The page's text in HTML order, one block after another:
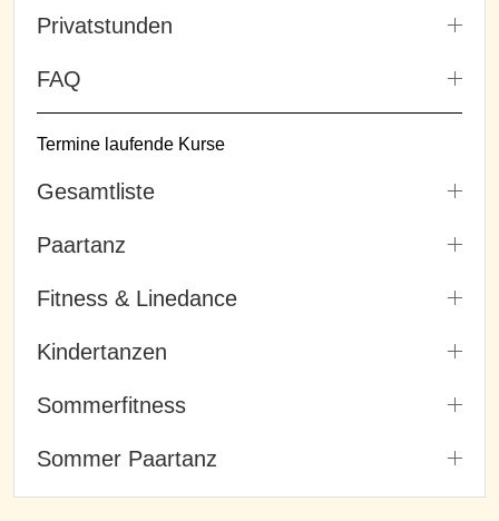
Privatstunden
FAQ
Termine laufende Kurse
Gesamtliste
Paartanz
Fitness & Linedance
Kindertanzen
Sommerfitness
Sommer Paartanz